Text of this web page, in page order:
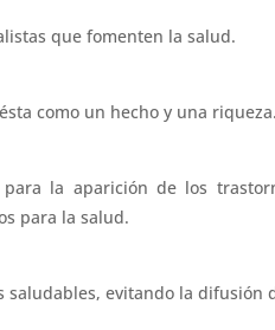
que fomenten la salud.
como un hecho y una riqueza.
la aparición de los
para la salud.
evitando la difusión